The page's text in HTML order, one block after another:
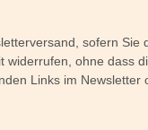
sofern Sie
ohne dass
Links im